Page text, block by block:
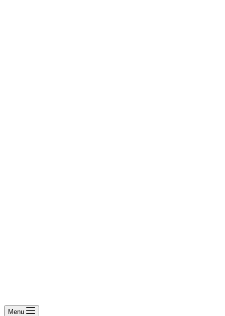
Menu